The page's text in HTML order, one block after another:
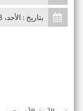
بتاريخ : الأحد، 28 أغسطس 2022